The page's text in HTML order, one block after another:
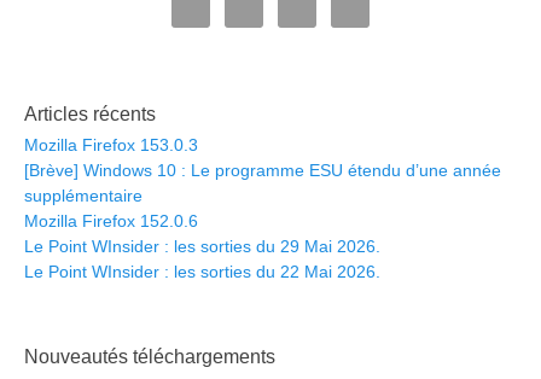
Articles récents
Mozilla Firefox 153.0.3
[Brève] Windows 10 : Le programme ESU étendu d’une année
supplémentaire
Mozilla Firefox 152.0.6
Le Point WInsider : les sorties du 29 Mai 2026.
Le Point WInsider : les sorties du 22 Mai 2026.
Nouveautés téléchargements